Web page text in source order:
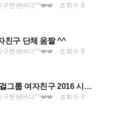
구찐팬버디^^❤️❤️ 조회수 0
친구 단체 움짤 ^^
구찐팬버디^^❤️❤️ 조회수 0
내가 만든 걸그룹 여자친구 2016 시즌그리팅 배경화면
구찐팬버디^^❤️❤️ 조회수 0